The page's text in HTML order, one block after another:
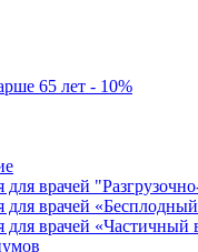
65 лет - 10%
врачей
врачей
для врачей